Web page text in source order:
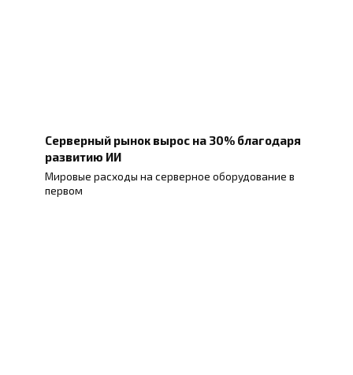
Серверный рынок вырос на 30% благодаря
развитию ИИ
Мировые расходы на серверное оборудование в
первом